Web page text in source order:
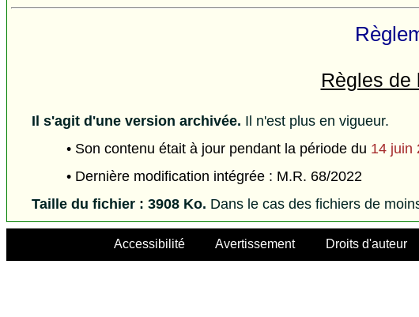
Règles de
Il s'agit d'une version archivée. Il n'est plus en vigueur.
• Son contenu était à jour pendant la période du 14 juin
• Dernière modification intégrée : M.R. 68/2022
Taille du fichier : 3908 Ko. Dans le cas des fichiers de
Accessibilité Avertissement Droits d'auteur